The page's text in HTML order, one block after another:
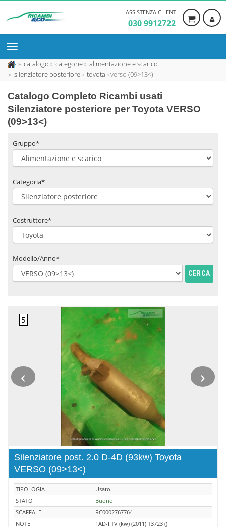
ASSISTENZA CLIENTI
030 9912722
catalogo categorie
alimentazione e scarico
silenziatore posteriore
toyota verso (09>13<)
Catalogo Completo Ricambi usati
Silenziatore posteriore per Toyota VERSO
(09>13<)
Gruppo*
Categoria*
Costruttore*
Modello/Anno*
CERCA
‹ ›
Silenziatore post. 2.0 D-4D (93kw) Toyota
VERSO (09>13<)
TIPOLOGIA
Usato
STATO
Buono
SCAFFALE
RC0002767764
NOTE
1AD-FTV (kw) (2011) T3723 ()